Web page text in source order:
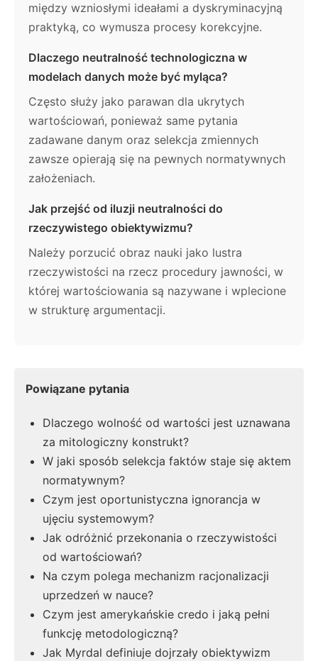
między wzniosłymi ideałami a dyskryminacyjną
praktyką, co wymusza procesy korekcyjne.
Dlaczego neutralność technologiczna w
modelach danych może być myląca?
Często służy jako parawan dla ukrytych
wartościowań, ponieważ same pytania
zadawane danym oraz selekcja zmiennych
zawsze opierają się na pewnych normatywnych
założeniach.
Jak przejść od iluzji neutralności do
rzeczywistego obiektywizmu?
Należy porzucić obraz nauki jako lustra
rzeczywistości na rzecz procedury jawności, w
której wartościowania są nazywane i wplecione
w strukturę argumentacji.
Powiązane pytania
Dlaczego wolność od wartości jest uznawana
za mitologiczny konstrukt?
W jaki sposób selekcja faktów staje się aktem
normatywnym?
Czym jest oportunistyczna ignorancja w
ujęciu systemowym?
Jak odróżnić przekonania o rzeczywistości
od wartościowań?
Na czym polega mechanizm racjonalizacji
uprzedzeń w nauce?
Czym jest amerykańskie credo i jaką pełni
funkcję metodologiczną?
Jak Myrdal definiuje dojrzały obiektywizm